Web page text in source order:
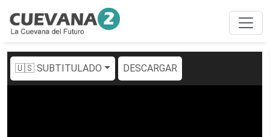
🇺🇸 SUBTITULADO DESCARGAR